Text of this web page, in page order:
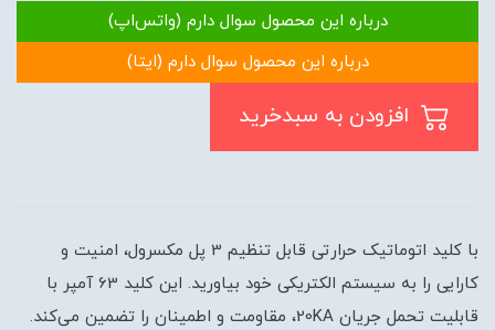
درباره این محصول سوال دارم (واتس‌اپ)
درباره این محصول سوال دارم (ایتا)
با کلید اتوماتیک حرارتی قابل تنظیم 3 پل مکسرول، امنیت و
کارایی را به سیستم الکتریکی خود بیاورید. این کلید 63 آمپر با
قابلیت تحمل جریان 20KA، مقاومت و اطمینان را تضمین می‌کند.